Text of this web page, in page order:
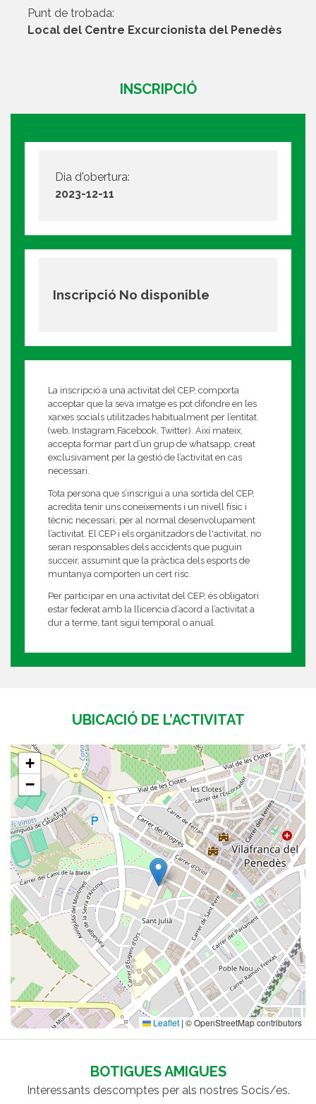
Punt de trobada:
Local del Centre Excurcionista del Penedès
INSCRIPCIÓ
Dia d'obertura:
2023-12-11
Inscripció No disponible
La inscripció a una activitat del CEP, comporta
acceptar que la seva imatge es pot difondre en les
xarxes socials utilitzades habitualment per l’entitat.
(web, Instagram,Facebook, Twitter). Així mateix,
accepta formar part d’un grup de whatsapp, creat
exclusivament per la gestió de l’activitat en cas
necessari.
Tota persona que s’inscrigui a una sortida del CEP,
acredita tenir uns coneixements i un nivell físic i
tècnic necessari, per al normal desenvolupament
l’activitat. El CEP i els organitzadors de l'activitat, no
seran responsables dels accidents que puguin
succeir, assumint que la pràctica dels esports de
muntanya comporten un cert risc.
Per participar en una activitat del CEP, és obligatori
estar federat amb la llicencia d’acord a l’activitat a
dur a terme, tant sigui temporal o anual.
UBICACIÓ DE L’ACTIVITAT
+
−
Leaflet | © OpenStreetMap contributors
BOTIGUES AMIGUES
Interessants descomptes per als nostres Socis/es.